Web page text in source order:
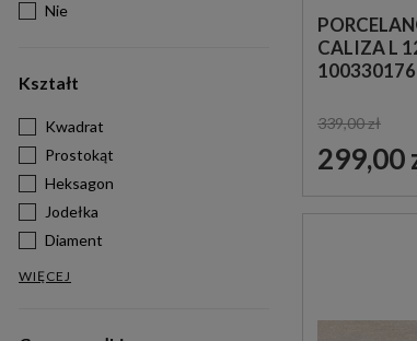
Nie
Kształt
Kwadrat
Prostokąt
Heksagon
Jodełka
Diament
WIĘCEJ
CALIZA L
339,00 zł
299,00